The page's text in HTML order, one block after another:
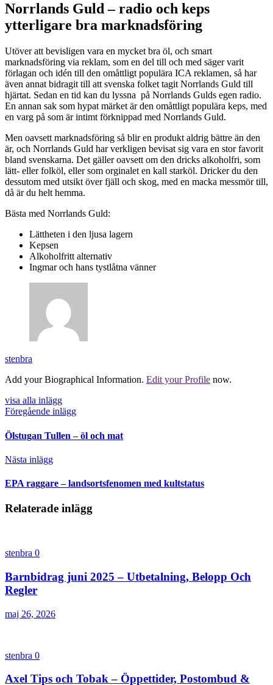
Norrlands Guld – radio och keps
ytterligare bra marknadsföring
Utöver att bevisligen vara en mycket bra öl, och smart
marknadsföring via reklam, som en del till och med säger varit
förlagan och idén till den omåttligt populära ICA reklamen, så har
även annat bidragit till att svenska folket tagit Norrlands Guld till
hjärtat. Sedan en tid kan du lyssna på Norrlands Gulds egen radio.
En annan sak som hypat märket är den omåttligt populära keps, med
en varg på som är intimt förknippad med Norrlands Guld.
Men oavsett marknadsföring så blir en produkt aldrig bättre än den
är, och Norrlands Guld har verkligen bevisat sig vara en stor favorit
bland svenskarna. Det gäller oavsett om den dricks alkoholfri, som
lätt- eller folköl, eller som orginalet en kall starköl. Dricker du den
dessutom med utsikt över fjäll och skog, med en macka messmör till,
då är du helt hemma.
Bästa med Norrlands Guld:
Lättheten i den ljusa lagern
Kepsen
Alkoholfritt alternativ
Ingmar och hans tystlåtna vänner
stenbra
Add your Biographical Information. Edit your Profile now.
visa alla inlägg
Föregående inlägg
Ölstugan Tullen – öl och mat
Nästa inlägg
EPA raggare – landsortsfenomen med kultstatus
Relaterade inlägg
stenbra 0
Barnbidrag juni 2025 – Utbetalning, Belopp Och
Regler
maj 26, 2026
stenbra 0
Axel Tips och Tobak – Öppettider, Postombud &